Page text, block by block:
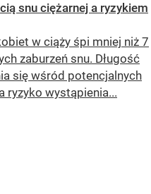
snu ciężarnej a ryzykiem
w ciąży śpi mniej niż 7
zaburzeń snu. Długość
się wśród potencjalnych
ryzyko wystąpienia...